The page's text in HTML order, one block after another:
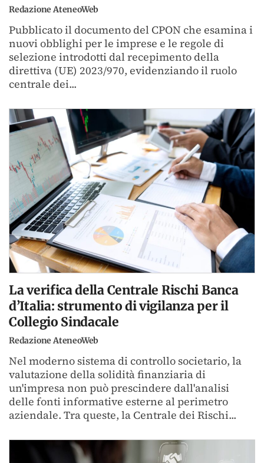
Redazione AteneoWeb
Pubblicato il documento del CPON che esamina i
nuovi obblighi per le imprese e le regole di
selezione introdotti dal recepimento della
direttiva (UE) 2023/970, evidenziando il ruolo
centrale dei...
La verifica della Centrale Rischi Banca
d’Italia: strumento di vigilanza per il
Collegio Sindacale
Redazione AteneoWeb
Nel moderno sistema di controllo societario, la
valutazione della solidità finanziaria di
un'impresa non può prescindere dall'analisi
delle fonti informative esterne al perimetro
aziendale. Tra queste, la Centrale dei Rischi...